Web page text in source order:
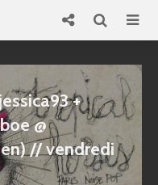
+
@
// vendredi